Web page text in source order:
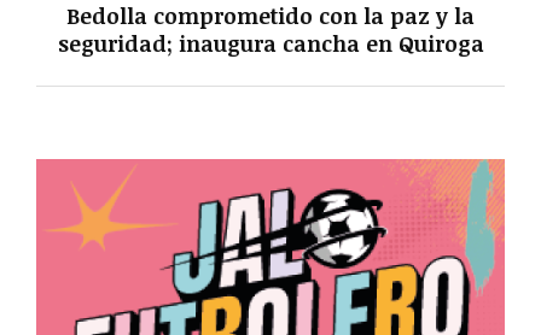
Bedolla comprometido con la paz y la
seguridad; inaugura cancha en Quiroga